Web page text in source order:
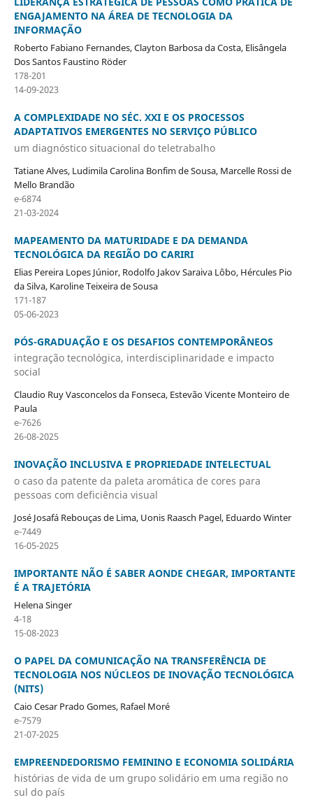
ENGAJAMENTO NA ÁREA DE TECNOLOGIA DA
INFORMAÇÃO
Roberto Fabiano Fernandes, Clayton Barbosa da Costa, Elisângela
Dos Santos Faustino Röder
178-201
14-09-2023
A COMPLEXIDADE NO SÉC. XXI E OS PROCESSOS
ADAPTATIVOS EMERGENTES NO SERVIÇO PÚBLICO
um diagnóstico situacional do teletrabalho
Tatiane Alves, Ludimila Carolina Bonfim de Sousa, Marcelle Rossi de
Mello Brandão
e-6874
21-03-2024
MAPEAMENTO DA MATURIDADE E DA DEMANDA
TECNOLÓGICA DA REGIÃO DO CARIRI
Elias Pereira Lopes Júnior, Rodolfo Jakov Saraiva Lôbo, Hércules Pio
da Silva, Karoline Teixeira de Sousa
171-187
05-06-2023
PÓS-GRADUAÇÃO E OS DESAFIOS CONTEMPORÂNEOS
integração tecnológica, interdisciplinaridade e impacto
social
Claudio Ruy Vasconcelos da Fonseca, Estevão Vicente Monteiro de
Paula
e-7626
26-08-2025
INOVAÇÃO INCLUSIVA E PROPRIEDADE INTELECTUAL
o caso da patente da paleta aromática de cores para
pessoas com deficiência visual
José Josafá Rebouças de Lima, Uonis Raasch Pagel, Eduardo Winter
e-7449
16-05-2025
IMPORTANTE NÃO É SABER AONDE CHEGAR, IMPORTANTE
É A TRAJETÓRIA
Helena Singer
4-18
15-08-2023
O PAPEL DA COMUNICAÇÃO NA TRANSFERÊNCIA DE
TECNOLOGIA NOS NÚCLEOS DE INOVAÇÃO TECNOLÓGICA
(NITS)
Caio Cesar Prado Gomes, Rafael Moré
e-7579
21-07-2025
EMPREENDEDORISMO FEMININO E ECONOMIA SOLIDÁRIA
histórias de vida de um grupo solidário em uma região no
sul do país